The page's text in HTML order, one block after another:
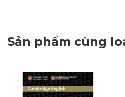
Sản phẩm cùng